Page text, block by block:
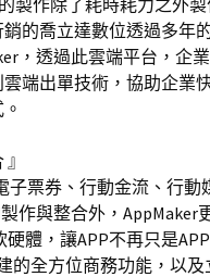
製作除了耗時耗力之外
的喬立達數位透過多年
，透過此雲端平台，企
端出單技術，協助企業
子票券、行動金流、行動
作與整合外，
硬體，讓APP不再只是
的全方位商務功能，以